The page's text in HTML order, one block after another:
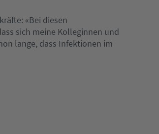
«Bei diesen
sich meine Kolleginnen und
lange, dass Infektionen im